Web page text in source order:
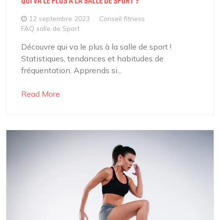
12 septembre 2023
Conseil fitness
FAQ salle de Sport
Découvre qui va le plus à la salle de sport !
Statistiques, tendances et habitudes de
fréquentation. Apprends si...
Read More